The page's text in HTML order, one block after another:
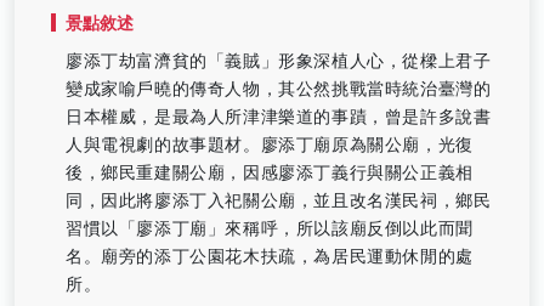
景點敘述
廖添丁劫富濟貧的「義賊」形象深植人心，從樑上君子
變成家喻戶曉的傳奇人物，其公然挑戰當時統治臺灣的
日本權威，是最為人所津津樂道的事蹟，曾是許多說書
人與電視劇的故事題材。廖添丁廟原為關公廟，光復
後，鄉民重建關公廟，因感廖添丁義行與關公正義相
同，因此將廖添丁入祀關公廟，並且改名漢民祠，鄉民
習慣以「廖添丁廟」來稱呼，所以該廟反倒以此而聞
名。廟旁的添丁公園花木扶疏，為居民運動休閒的處
所。